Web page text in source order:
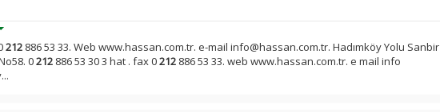
212 886 53 33. Web www.hassan.com.tr. e-mail info@hassan.com.tr. Hadımköy Yolu Sanbir
0212 886 53 30 3 hat . fax 0212 886 53 33. web www.hassan.com.tr. e mail info